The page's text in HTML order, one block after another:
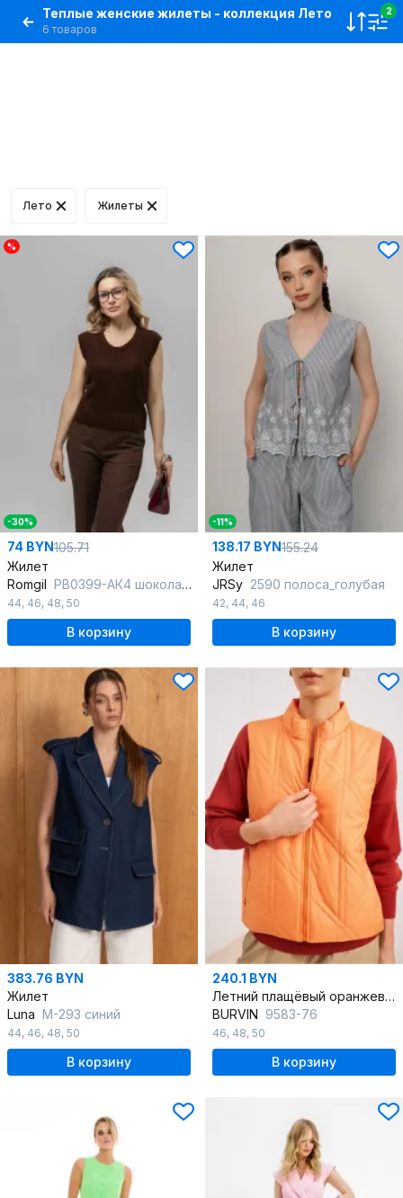
Теплые женские жилеты - коллекция Лето
6 товаров
2
Лето Жилеты
%
-30%
74 BYN105.71
Жилет
Romgil РВ0399-АК4 шоколадный
44, 46, 48, 50
В корзину
-11%
138.17 BYN155.24
Жилет
JRSy 2590 полоса_голубая
42, 44, 46
В корзину
383.76 BYN
Жилет
Luna М-293 синий
44, 46, 48, 50
В корзину
240.1 BYN
Летний плащёвый оранжевый жилет для ярких образов
BURVIN 9583-76
46, 48, 50
В корзину